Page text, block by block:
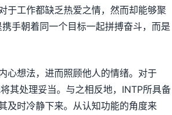
于工作都缺乏热爱之情，然而却能够聚
手朝着同一个目标一起拼搏奋斗，而是
心想法，进而照顾他人的情绪。对于
其处理妥当。与之相反地，INTP所具备
及时冷静下来。从认知功能的角度来